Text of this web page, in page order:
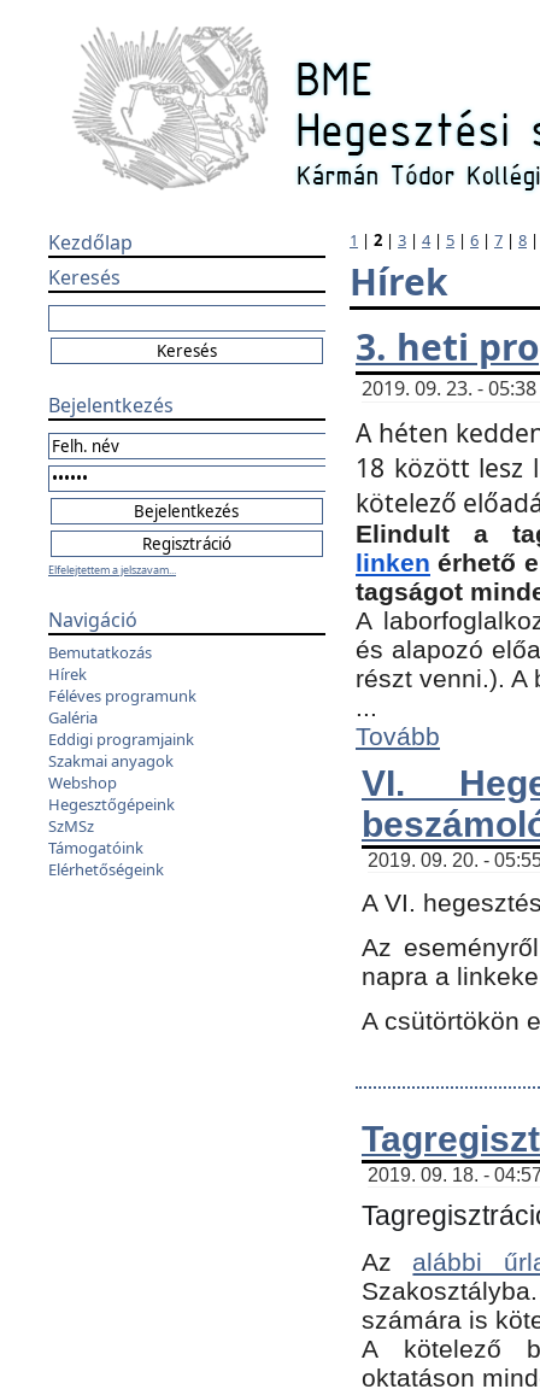
Kezdőlap
Keresés
Bejelentkezés
Elfelejtettem a jelszavam...
Navigáció
Bemutatkozás
Hírek
Féléves programunk
Galéria
Eddigi programjaink
Szakmai anyagok
Webshop
Hegesztőgépeink
SzMSz
Támogatóink
Elérhetőségeink
1 | 2 | 3 | 4| 5 | 6 | 7 | 8
Hírek
3. heti
2019. 09. 23. -
A héten
18 között lesz
kötelező
Elindult a
linken érhető
tagságot
A
és alapozó
részt venni.).
...
Tovább
VI.
2019. 09. 20. -
A VI.
Az
napra a
A csütörtökön
2019. 09. 18. -
Az alábbi
számára is
​A kötelező
oktatáson